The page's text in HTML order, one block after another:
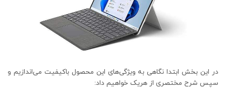
در این بخش ابتدا نگاهی به ویژگی‌های این محصول باکیفیت می‌اندازیم و
سپس شرح مختصری از هریک خواهیم داد: